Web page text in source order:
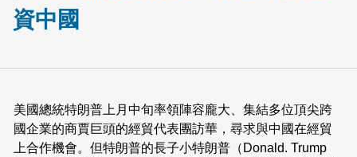
資中國
美國總統特朗普上月中旬率領陣容龐大、集結多位頂尖跨
國企業的商賈巨頭的經貿代表團訪華，尋求與中國在經貿
上合作機會。但特朗普的長子小特朗普（Donald. Trump